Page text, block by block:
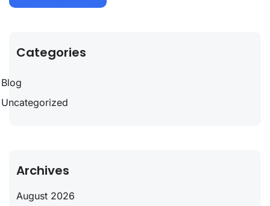
Categories
Blog
Uncategorized
Archives
August 2026